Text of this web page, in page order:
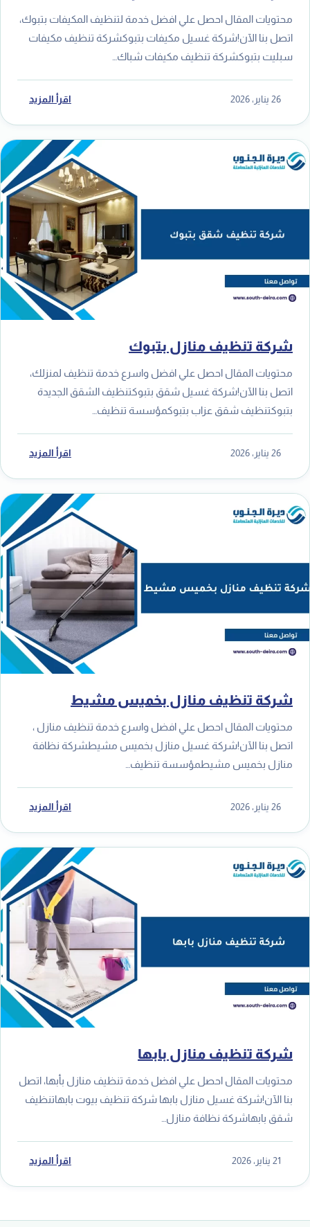
محتويات المقال احصل علي افضل خدمة لتنظيف المكيفات بتبوك،
اتصل بنا الآن!شركة غسيل مكيفات بتبوكشركة تنظيف مكيفات
سبليت بتبوكشركة تنظيف مكيفات شباك…
26 يناير، 2026 اقرأ المزيد
شركة تنظيف منازل بتبوك
محتويات المقال احصل علي افضل واسرع خدمة تنظيف لمنزلك،
اتصل بنا الآن!شركة غسيل شقق بتبوكتنظيف الشقق الجديدة
بتبوكتنظيف شقق عزاب بتبوكمؤسسة تنظيف…
26 يناير، 2026 اقرأ المزيد
شركة تنظيف منازل بخميس مشيط
محتويات المقال احصل علي افضل واسرع خدمة تنظيف منازل ،
اتصل بنا الآن!شركة غسيل منازل بخميس مشيطشركة نظافة
منازل بخميس مشيطمؤسسة تنظيف…
26 يناير، 2026 اقرأ المزيد
شركة تنظيف منازل بابها
محتويات المقال احصل علي افضل خدمة تنظيف منازل بأبها، اتصل
بنا الآن!شركة غسيل منازل بابها شركة تنظيف بيوت بابهاتنظيف
شقق بابهاشركة نظافة منازل…
21 يناير، 2026 اقرأ المزيد